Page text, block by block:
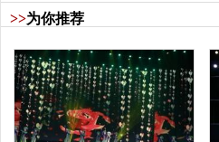
>>为你推荐